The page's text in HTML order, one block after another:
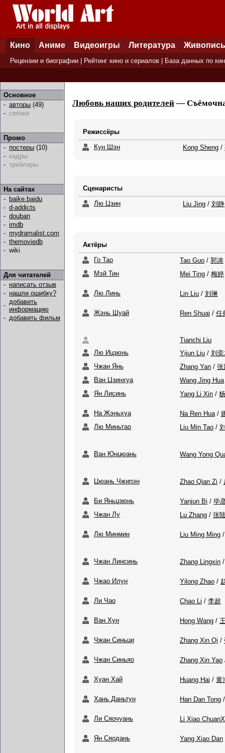
Кино Аниме Видеоигры Литература Живопись
Рецензии и биографии Рейтинг кино и сериалов База данных по
Основное
- авторы (49)
- связки
Промо
- постеры (10)
- кадры
- трейлеры
На сайтах
- baike.baidu
- d-addicts
- douban
- imdb
- mydramalist.com
- themoviedb
- wiki
Для читателей
- написать отзыв
- нашли ошибку?
- добавить
информацию
- добавить фильм
Любовь наших родителей—
Режиссёры
Кун Шэн
Kong Sheng /
Сценаристы
Лю Цзин
Liu Jing / 刘静
Актёры
Го Тао
Tao Guo / 郭涛
Мэй Тин
Mei Ting / 梅婷
Лю Линь Lin Liu / 刘琳
Жэнь Шуай Ren Shuai / 任
Tianchi Liu
Лю Ицзюнь
Yijun Liu / 刘
Чжан Янь
Zhang Yan / 张
Ван Цзинхуа
Wang Jing Hua
Ян Лисинь
Yang Li Xin /
На Жэньхуа Na Ren Hua /
Лю Миньтао
Liu Min Tao /
Ван Юнцюань Wang Yong
Цюань Чжипэн Zhao Qian Zi /
Би Яньцзюнь Yanjun Bi / 毕
Чжан Лу
Lu Zhang / 张
Лю Минмин Liu Ming Ming
Чжан Линсинь Zhang Lingxin
Чжао Илун Yilong Zhao /
Ли Чао Chao Li / 李超
Ван Хун Hong Wang /
Чжан Синьци Zhang Xin Qi /
Чжан Синьяо Zhang Xin Yao
Хуан Хай Huang Hai / 黄
Хань Даньтун Han Dan Tong
Ли Сяочуань Li Xiao
Ян Сяодань Yang Xiao Dan